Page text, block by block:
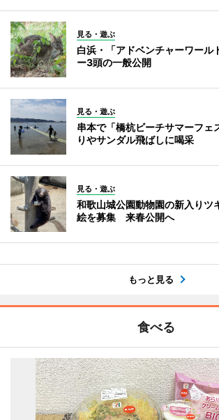
見る・遊ぶ
白浜・「アドベンチャーワール
ー3頭の一般公開
見る・遊ぶ
串本で「橋杭ビーチサマーフ
りやサンダル飛ばしに喝采
見る・遊ぶ
和歌山城公園動物園の新入りツ
絵を募集 来春公開へ
もっと見る
食べる